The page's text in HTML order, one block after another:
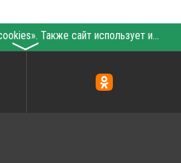
Этот сайт использует «cookies». Также сайт использует интернет-сервис для сбора технических данных касательно посетителей с целью получения маркетинговой и статистической информации. Условия обработки данных посетителей сайта см.
〉